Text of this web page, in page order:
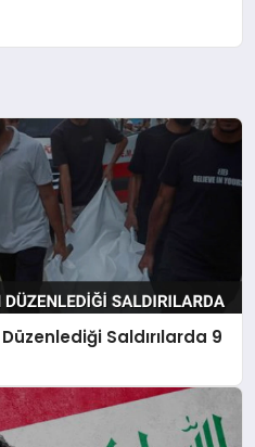
Saldırılarda 9